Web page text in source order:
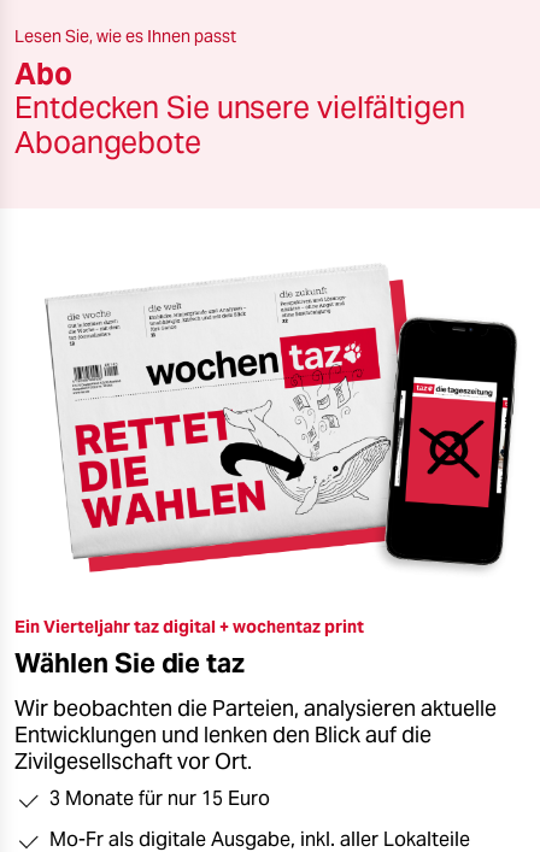
nord
wahrheit
verlag
shop
fragen & hilfe
unterstützen
genossenschaft
epaper login
Lesen Sie, wie es Ihnen passt
Abo
Entdecken Sie unsere vielfältigen
Aboangebote
Ein Vierteljahr taz digital + wochentaz print
Wählen Sie die taz
Wir beobachten die Parteien, analysieren aktuelle
Entwicklungen und lenken den Blick auf die
Zivilgesellschaft vor Ort.
3 Monate für nur 15 Euro
Mo-Fr als digitale Ausgabe, inkl. aller Lokalteile